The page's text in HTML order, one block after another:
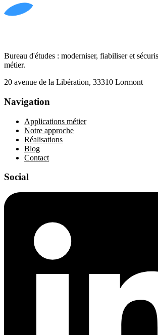
Bureau d'études : moderniser, fiabiliser et
métier.
20 avenue de la Libération, 33310 Lormont
Navigation
Applications métier
Notre approche
Réalisations
Blog
Contact
Social